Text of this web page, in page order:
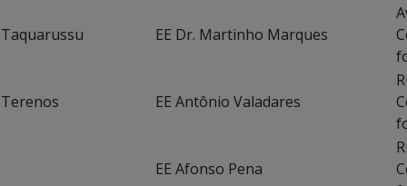
Taquarussu EE Dr. Martinho Marques
Terenos EE Antônio Valadares
EE Afonso Pena